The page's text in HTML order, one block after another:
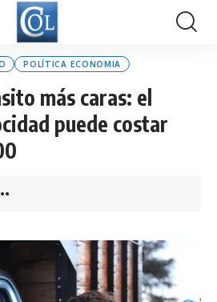
POLÍTICA ECONOMIA
más caras: el
puede costar